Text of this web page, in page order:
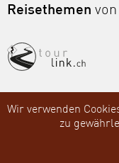
Reisethemen
Wir verwenden
zu